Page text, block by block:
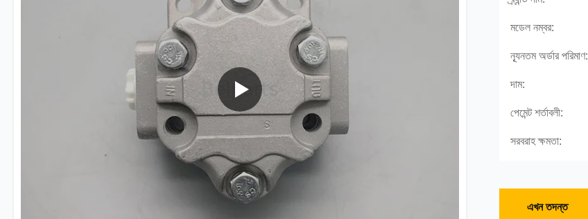
মডেল নম্বর:
ন্যূনতম অর্ডার পরিমাণ:
দাম:
পেমেন্ট শর্তাবলী:
সরবরাহ ক্ষমতা:
এখন তদন্ত